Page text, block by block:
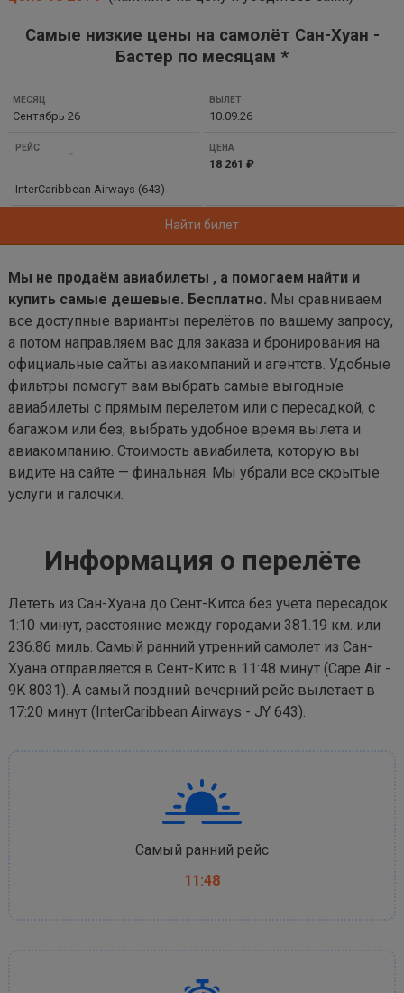
Самые низкие цены на самолёт Сан-Хуан -
Бастер по месяцам *
МЕСЯЦ
ВЫЛЕТ
РЕЙС
Сентябрь 26 10.09.26
InterCaribbean Airways (643)
18 261 ₽
Найти билет
Мы не продаём авиабилеты , а помогаем найти и
купить самые дешевые. Бесплатно. Мы сравниваем
все доступные варианты перелётов по вашему запросу,
а потом направляем вас для заказа и бронирования на
официальные сайты авиакомпаний и агентств. Удобные
фильтры помогут вам выбрать самые выгодные
авиабилеты с прямым перелетом или с пересадкой, с
багажом или без, выбрать удобное время вылета и
авиакомпанию. Стоимость авиабилета, которую вы
видите на сайте — финальная. Мы убрали все скрытые
услуги и галочки.
Информация о перелёте
Лететь из Сан-Хуана до Сент-Китса без учета пересадок
1:10 минут, расстояние между городами 381.19 км. или
236.86 миль. Самый ранний утренний самолет из Сан-
Хуана отправляется в Сент-Китс в 11:48 минут (Cape Air -
9K 8031). А самый поздний вечерний рейс вылетает в
17:20 минут (InterCaribbean Airways - JY 643).
Самый ранний рейс
11:48